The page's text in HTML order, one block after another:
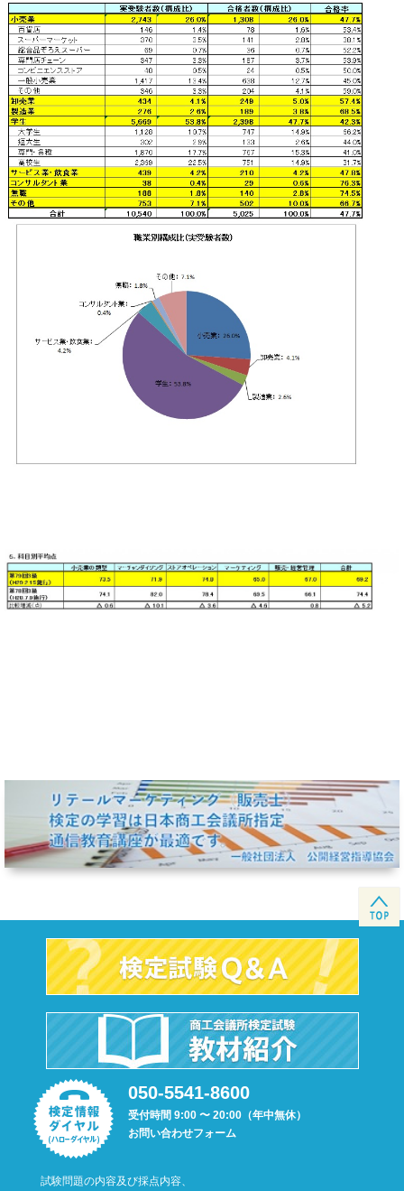
050-5541-8600
受付時間 9:00 〜 20:00（年中無休）
お問い合わせフォーム
試験問題の内容及び採点内容、